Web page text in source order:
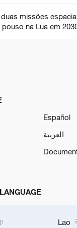
missões
pouso na Lua em
Español
العربية
Lao